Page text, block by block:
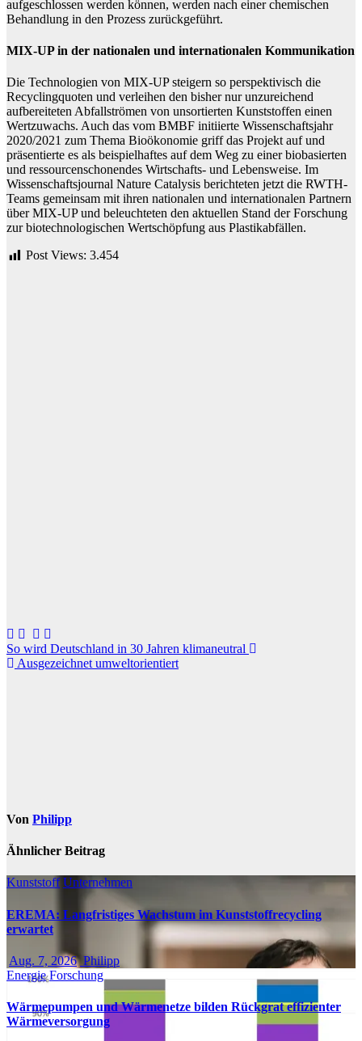
aufgeschlossen werden können, werden nach einer chemischen
Behandlung in den Prozess zurückgeführt.
MIX-UP in der nationalen und internationalen Kommunikation
Die Technologien von MIX-UP steigern so perspektivisch die
Recyclingquoten und verleihen den bisher nur unzureichend
aufbereiteten Abfallströmen von unsortierten Kunststoffen einen
Wertzuwachs. Auch das vom BMBF initiierte Wissenschaftsjahr
2020/2021 zum Thema Bioökonomie griff das Projekt auf und
präsentierte es als beispielhaftes auf dem Weg zu einer biobasierten
und ressourcenschonendes Wirtschafts- und Lebensweise. Im
Wissenschaftsjournal Nature Catalysis berichteten jetzt die RWTH-
Teams gemeinsam mit ihren nationalen und internationalen Partnern
über MIX-UP und beleuchteten den aktuellen Stand der Forschung
zur biotechnologischen Wertschöpfung aus Plastikabfällen.
Post Views: 3.454
Beitragsnavigation
So wird Deutschland in 30 Jahren klimaneutral
Ausgezeichnet umweltorientiert
Von Philipp
Ähnlicher Beitrag
Kunststoff Unternehmen
EREMA: Langfristiges Wachstum im Kunststoffrecycling
erwartet
Aug. 7, 2026 Philipp
Energie Forschung
Wärmepumpen und Wärmenetze bilden Rückgrat effizienter
Wärmeversorgung